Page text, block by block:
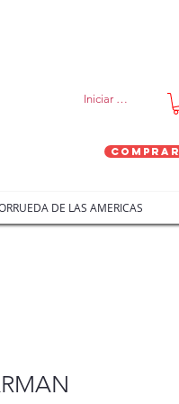
Iniciar sesión
Comprar
DE LAS AMERICAS